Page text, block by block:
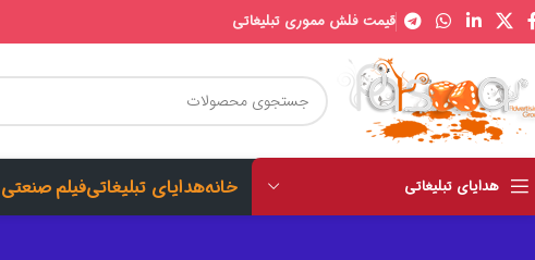
قیمت فلش مموری تبلیغاتی
هدایای تبلیغاتی خانههدایای تبلیغاتیفیلم